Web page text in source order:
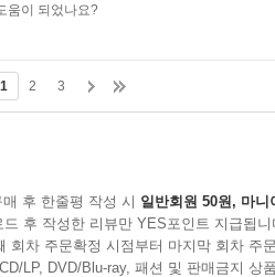
움이 되었나요?
1 2 3
후 한줄평 작성 시 일반회원 50원, 마니
드 후 작성한 리뷰만 YES포인트 지급됩니
회차 주문확정 시점부터 마지막 회차 주
LP, DVD/Blu-ray, 패션 및 판매금지 상